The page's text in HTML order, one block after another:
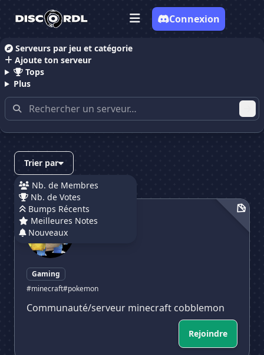
Serveurs par jeu et catégorie
Ajoute ton serveur
Tops
Plus
Connexion
Accueil
Serveurs Discord Gaming
Trier par
Nb. de Membres
Nb. de Votes
Bumps Récents
Meilleures Notes
Nouveaux
bedrockmon
bedrockmon
Gaming
#minecraft#pokemon
Communauté/serveur minecraft cobblemon
Rejoindre